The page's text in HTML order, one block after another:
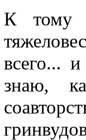
К тому
всего...
знаю,